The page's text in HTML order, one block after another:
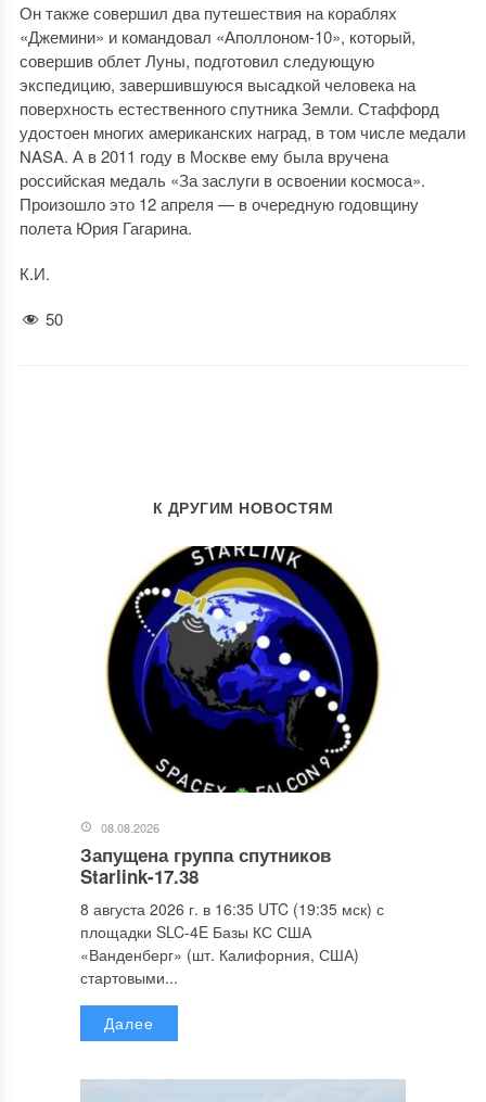
Он также совершил два путешествия на кораблях
«Джемини» и командовал «Аполлоном-10», который,
совершив облет Луны, подготовил следующую
экспедицию, завершившуюся высадкой человека на
поверхность естественного спутника Земли. Стаффорд
удостоен многих американских наград, в том числе медали
NASA. А в 2011 году в Москве ему была вручена
российская медаль «За заслуги в освоении космоса».
Произошло это 12 апреля — в очередную годовщину
полета Юрия Гагарина.
К.И.
50
К ДРУГИМ НОВОСТЯМ
08.08.2026
Запущена группа спутников
Starlink-17.38
8 августа 2026 г. в 16:35 UTC (19:35 мск) с
площадки SLC-4E Базы КС США
«Ванденберг» (шт. Калифорния, США)
стартовыми...
Далее